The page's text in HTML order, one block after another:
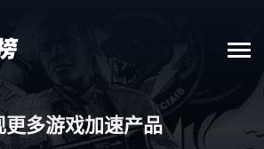
更多游戏加速产品